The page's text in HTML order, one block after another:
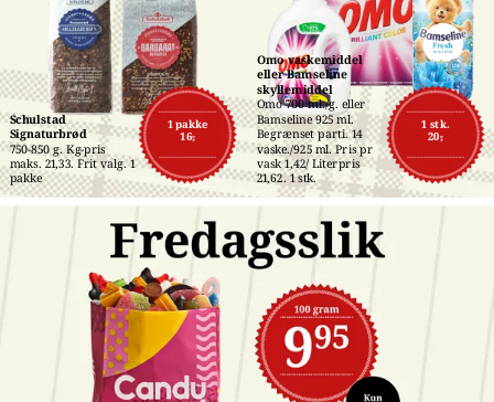
1 pakke
16,-
Schulstad
Signaturbrød
750-850 g. Kg-pris
maks. 21,33. Frit valg. 1
pakke
1 stk.
20,-
Omo vaskemiddel
eller Bamseline
skyllemiddel
Omo 700 ml./g. eller
Bamseline 925 ml.
Begrænset parti. 14
vaske./925 ml. Pris pr
vask 1,42/ Literpris
21,62. 1 stk.